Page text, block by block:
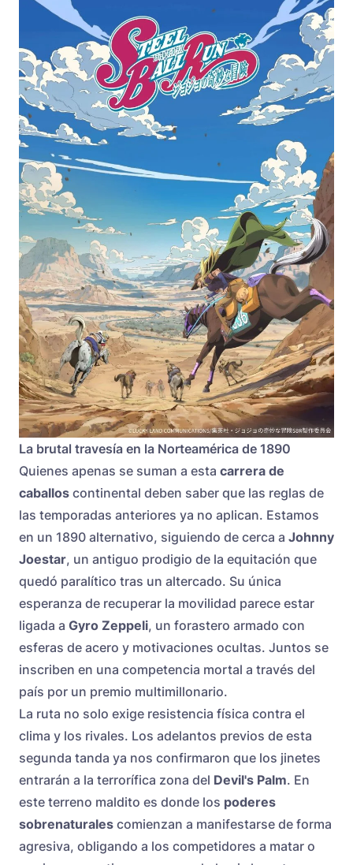
La brutal travesía en la Norteamérica de 1890
Quienes apenas se suman a esta carrera de
caballos continental deben saber que las reglas de
las temporadas anteriores ya no aplican. Estamos
en un 1890 alternativo, siguiendo de cerca a Johnny
Joestar, un antiguo prodigio de la equitación que
quedó paralítico tras un altercado. Su única
esperanza de recuperar la movilidad parece estar
ligada a Gyro Zeppeli, un forastero armado con
esferas de acero y motivaciones ocultas. Juntos se
inscriben en una competencia mortal a través del
país por un premio multimillonario.
La ruta no solo exige resistencia física contra el
clima y los rivales. Los adelantos previos de esta
segunda tanda ya nos confirmaron que los jinetes
entrarán a la terrorífica zona del Devil's Palm. En
este terreno maldito es donde los poderes
sobrenaturales comienzan a manifestarse de forma
agresiva, obligando a los competidores a matar o